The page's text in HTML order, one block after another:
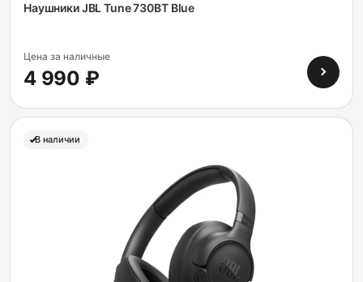
Наушники JBL Tune 730BT Blue
Цена за наличные
4 990 ₽
В наличии